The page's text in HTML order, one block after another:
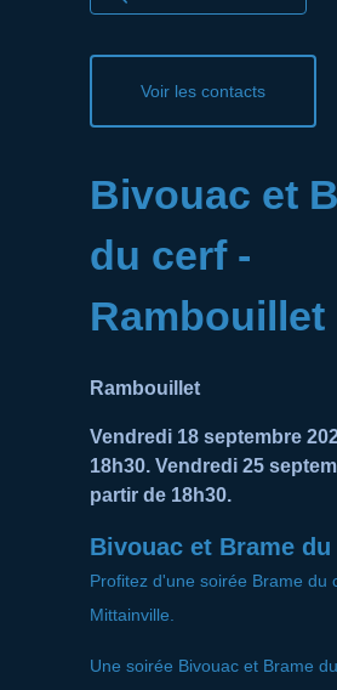
Voir les contacts
Bivouac et
du cerf -
Rambouillet
Rambouillet
Vendredi 18 septembre
18h30. Vendredi 25
partir de 18h30.
Bivouac et Brame
Profitez d'une soirée Brame du
Mittainville.
Une soirée Bivouac et Brame